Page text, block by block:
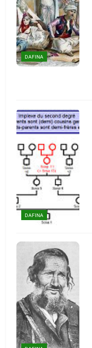
DAFINA
DAFINA